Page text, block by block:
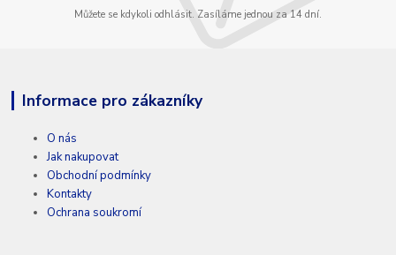
Můžete se kdykoli odhlásit. Zasíláme jednou za 14 dní.
Informace pro zákazníky
O nás
Jak nakupovat
Obchodní podmínky
Kontakty
Ochrana soukromí